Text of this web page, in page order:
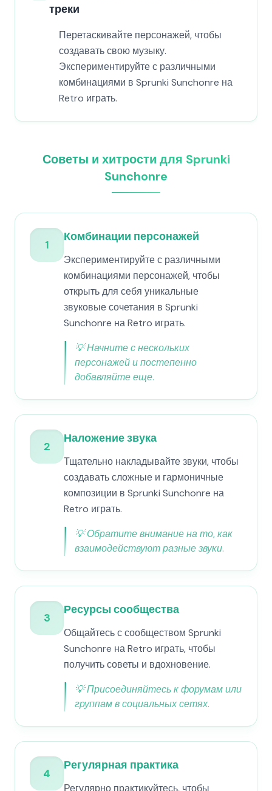
треки
Перетаскивайте персонажей, чтобы
создавать свою музыку.
Экспериментируйте с различными
комбинациями в Sprunki Sunchonre на
Retro играть.
Советы и хитрости для Sprunki
Sunchonre
1
Комбинации персонажей
Экспериментируйте с различными
комбинациями персонажей, чтобы
открыть для себя уникальные
звуковые сочетания в Sprunki
Sunchonre на Retro играть.
💡Начните с нескольких
персонажей и постепенно
добавляйте еще.
2
Наложение звука
Тщательно накладывайте звуки, чтобы
создавать сложные и гармоничные
композиции в Sprunki Sunchonre на
Retro играть.
💡Обратите внимание на то, как
взаимодействуют разные звуки.
3
Ресурсы сообщества
Общайтесь с сообществом Sprunki
Sunchonre на Retro играть, чтобы
получить советы и вдохновение.
💡Присоединяйтесь к форумам или
группам в социальных сетях.
4
Регулярная практика
Регулярно практикуйтесь, чтобы